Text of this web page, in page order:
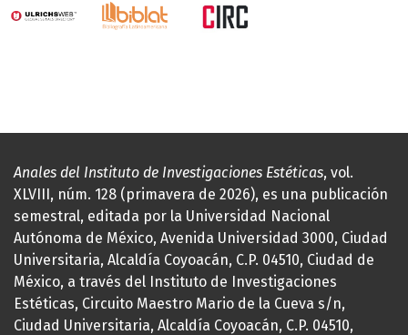
Anales del Instituto de Investigaciones Estéticas, vol.
XLVIII, núm. 128 (primavera de 2026), es una publicación
semestral, editada por la Universidad Nacional
Autónoma de México, Avenida Universidad 3000, Ciudad
Universitaria, Alcaldía Coyoacán, C.P. 04510, Ciudad de
México, a través del Instituto de Investigaciones
Estéticas, Circuito Maestro Mario de la Cueva s/n,
Ciudad Universitaria, Alcaldía Coyoacán, C.P. 04510,